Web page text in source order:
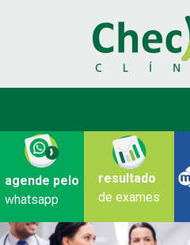
agende pelo
whatsapp
resultado
de exames